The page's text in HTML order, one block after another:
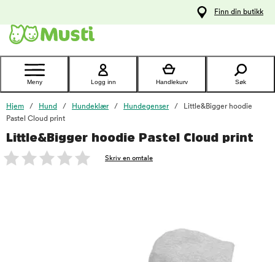
Kontakt
kundeservice
Finn din butikk
Meny Logg inn Handlekurv Søk
Hjem Hund Hundeklær Hundegenser
Little&Bigger hoodie
Pastel Cloud print
Little&Bigger hoodie Pastel Cloud print
Skriv en omtale
foo